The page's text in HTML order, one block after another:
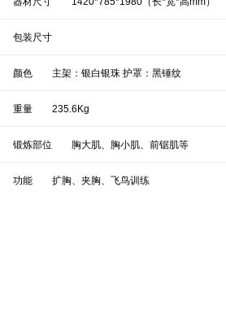
包装尺寸
颜色 主架：银白银珠 护罩：黑锤纹
重量 235.6Kg
锻炼部位 胸大肌、胸小肌、前锯肌等
功能 扩胸、夹胸、飞鸟训练